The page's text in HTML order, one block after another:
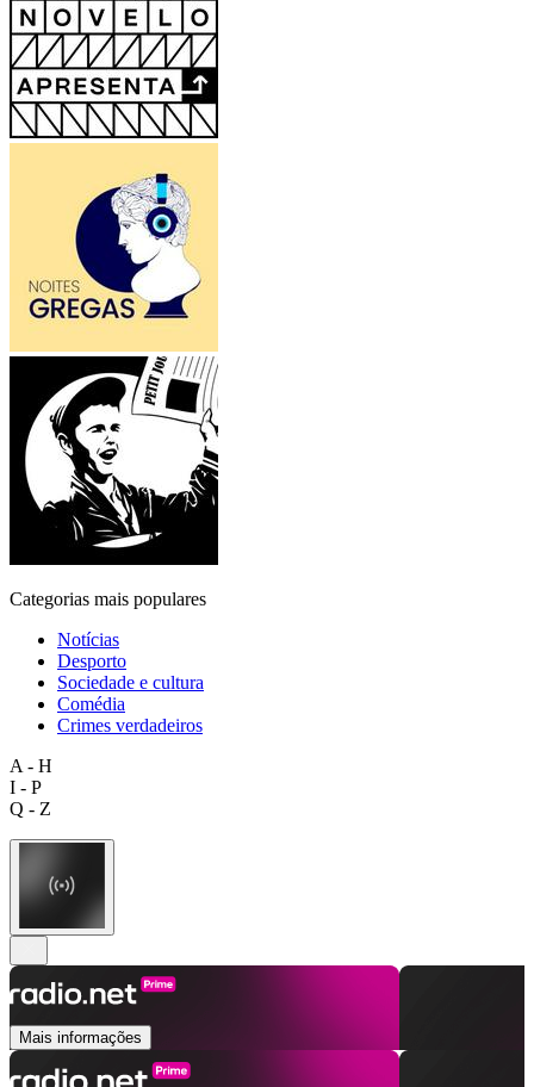
Categorias mais populares
Notícias
Desporto
Sociedade e cultura
Comédia
Crimes verdadeiros
A - H
I - P
Q - Z
Mais informações